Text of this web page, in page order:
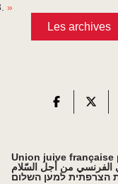
»
Les archives
Union juive française
الفرنسي من أجل السّلام
הצרפתית למען השלום